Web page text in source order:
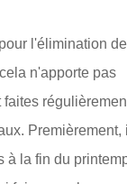
l'élimination
n'apporte pas
Premièrement,
à la fin du